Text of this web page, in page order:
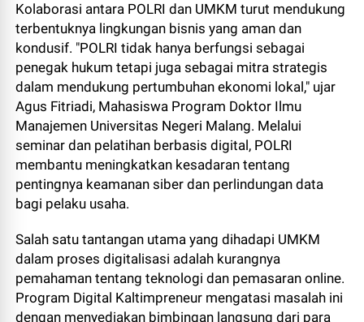
Kolaborasi antara POLRI dan UMKM turut mendukung
terbentuknya lingkungan bisnis yang aman dan
kondusif. "POLRI tidak hanya berfungsi sebagai
penegak hukum tetapi juga sebagai mitra strategis
dalam mendukung pertumbuhan ekonomi lokal," ujar
Agus Fitriadi, Mahasiswa Program Doktor Ilmu
Manajemen Universitas Negeri Malang. Melalui
seminar dan pelatihan berbasis digital, POLRI
membantu meningkatkan kesadaran tentang
pentingnya keamanan siber dan perlindungan data
bagi pelaku usaha.
Salah satu tantangan utama yang dihadapi UMKM
dalam proses digitalisasi adalah kurangnya
pemahaman tentang teknologi dan pemasaran online.
Program Digital Kaltimpreneur mengatasi masalah ini
dengan menyediakan bimbingan langsung dari para